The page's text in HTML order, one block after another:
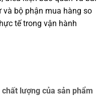
bộ phận mua hàng so
tế trong vận hành
lượng của sản phẩm